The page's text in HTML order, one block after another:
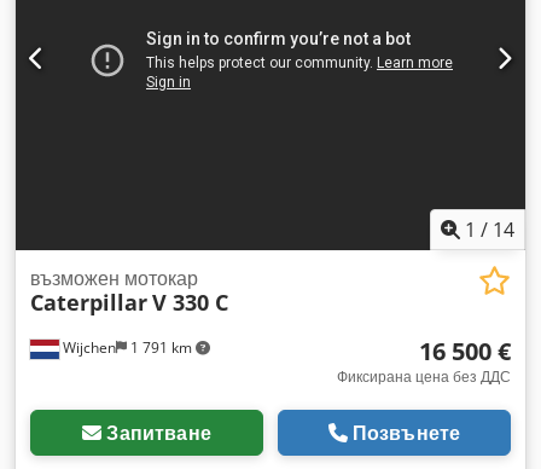
1 / 14
Wijchen 1 791 km
възможен мотокар
CaterpillarV 330 C
16 500 €
Фиксирана цена без ДДС
Запитване Позвънете